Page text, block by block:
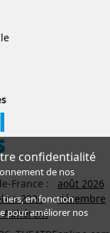
France :
août 2026
2026
décembre
Adhérent
confidentialité
de nos
tiers, en fonction
pour améliorer nos